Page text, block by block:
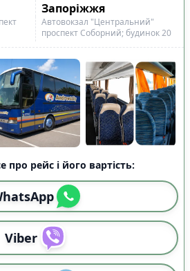
Скинути Застосувати
Запоріжжя
Автовокзал "Центральний"
проспект Соборний; будинок 20
про рейс і його вартість:
Viber